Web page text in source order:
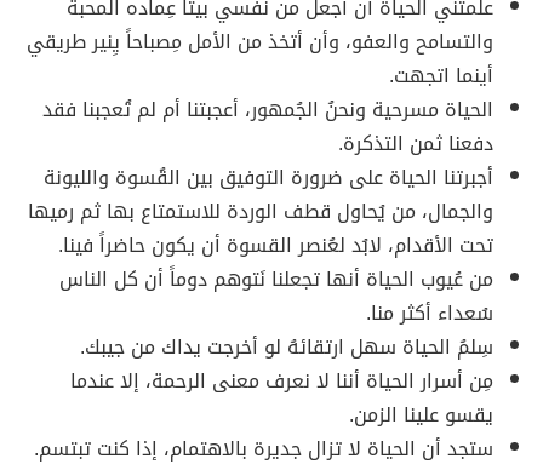
علمتني الحياة أن أجعل من نفسي بيتاً عِماده المحبة
والتسامح والعفو، وأن أتخذ من الأمل مِصباحاً يِنير طريقي
أينما اتجهت.
الحياة مسرحية ونحنُ الجُمهور، أعجبتنا أم لم تُعجبنا فقد
دفعنا ثمن التذكرة.
أجبرتنا الحياة على ضرورة التوفيق بين القُسوة والليونة
والجمال، من يُحاول قطف الوردة للاستمتاع بها ثم رميها
تحت الأقدام، لابُد لعُنصر القسوة أن يكون حاضراً فينا.
من عُيوب الحياة أنها تجعلنا نَتوهم دوماً أن كل الناس
سُعداء أكثر منا.
سِلمُ الحياة سهل ارتقائهُ لو أخرجت يداك من جيبك.
مِن أسرار الحياة أننا لا نعرف معنى الرحمة، إلا عندما
يقسو علينا الزمن.
ستجد أن الحياة لا تزال جديرة بالاهتمام، إذا كنت تبتسم.